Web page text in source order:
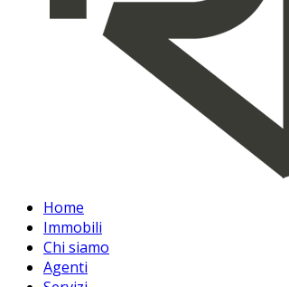
Home
Immobili
Chi siamo
Agenti